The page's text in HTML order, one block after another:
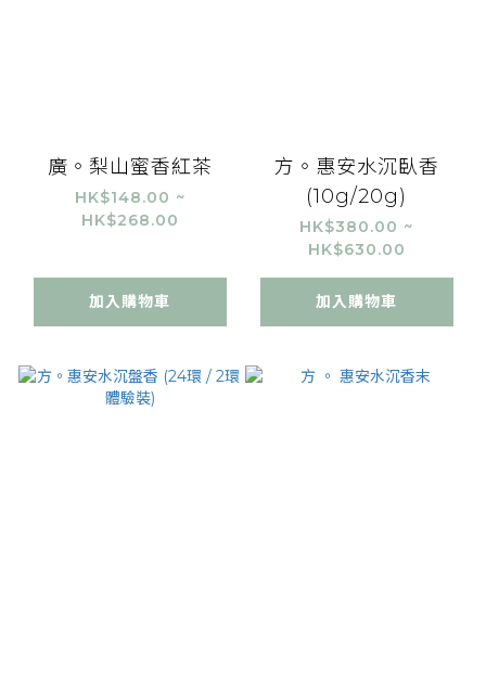
廣。梨山蜜香紅茶
HK$148.00 ~
HK$268.00
加入購物車
方。惠安水沉臥香
(10g/20g)
HK$380.00 ~
HK$630.00
加入購物車